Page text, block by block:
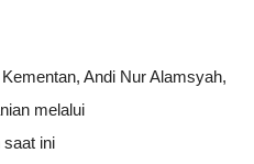
Andi Nur Alamsyah,
melalui
saat ini